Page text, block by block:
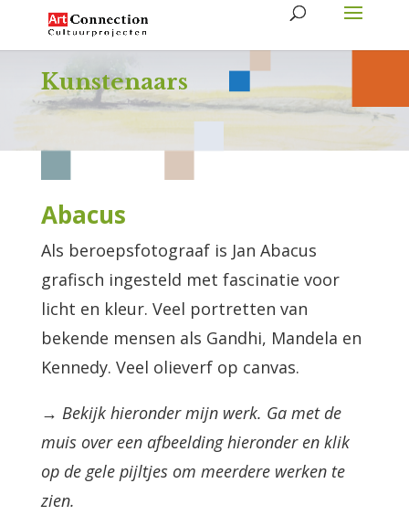
Kunstenaars
Abacus
Als beroepsfotograaf is Jan Abacus
grafisch ingesteld met fascinatie voor
licht en kleur. Veel portretten van
bekende mensen als Gandhi, Mandela en
Kennedy. Veel olieverf op canvas.
→ Bekijk hieronder mijn werk. Ga met de
muis over een afbeelding hieronder en klik
op de gele pijltjes om meerdere werken te
zien.